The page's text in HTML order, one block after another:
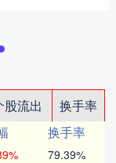
股流出
换手率
换手率
79.39%